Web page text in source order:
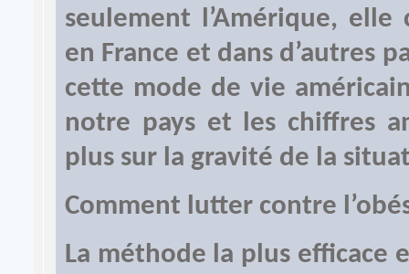
seulement l’Amérique,
en France et dans d’autres
cette mode de vie
notre pays et les chiffres
plus sur la gravité de la
Comment lutter contre
La méthode la plus efficace